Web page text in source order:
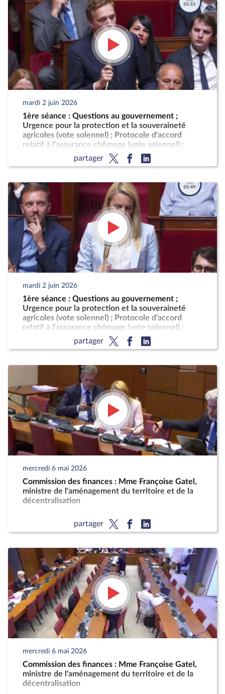
mardi 2 juin 2026
1ère séance : Questions au gouvernement ;
Urgence pour la protection et la souveraineté
agricoles (vote solennel) ; Protocole d'accord
relatif à l'assurance chômage (vote solennel) ;
Indemnisation des victimes du chlordécone
partager
mardi 2 juin 2026
1ère séance : Questions au gouvernement ;
Urgence pour la protection et la souveraineté
agricoles (vote solennel) ; Protocole d'accord
relatif à l'assurance chômage (vote solennel) ;
Indemnisation des victimes du chlordécone
partager
mercredi 6 mai 2026
Commission des finances : Mme Françoise Gatel,
ministre de l'aménagement du territoire et de la
décentralisation
partager
mercredi 6 mai 2026
Commission des finances : Mme Françoise Gatel,
ministre de l'aménagement du territoire et de la
décentralisation